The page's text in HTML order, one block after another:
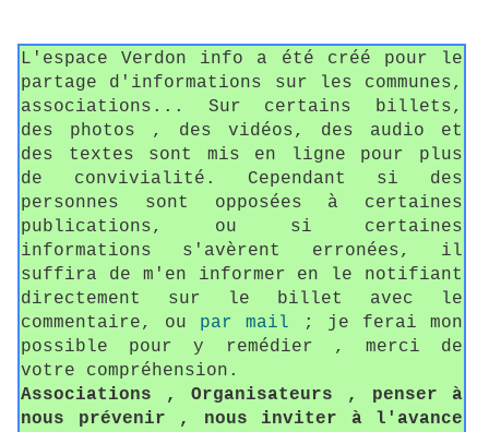
L'espace Verdon info a été créé pour le
partage d'informations sur les communes,
associations... Sur certains billets,
des photos , des vidéos, des audio et
des textes sont mis en ligne pour plus
de convivialité. Cependant si des
personnes sont opposées à certaines
publications, ou si certaines
informations s'avèrent erronées, il
suffira de m'en informer en le notifiant
directement sur le billet avec le
commentaire, ou par mail ; je ferai mon
possible pour y remédier , merci de
votre compréhension.
Associations , Organisateurs , penser à
nous prévenir , nous inviter à l'avance